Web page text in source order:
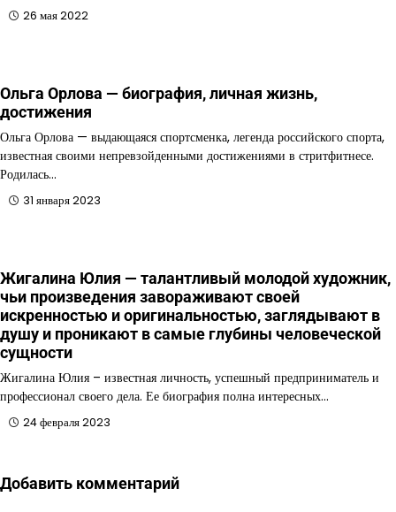
26 мая 2022
Ольга Орлова — биография, личная жизнь,
достижения
Ольга Орлова — выдающаяся спортсменка, легенда российского спорта,
известная своими непревзойденными достижениями в стритфитнесе.
Родилась…
31 января 2023
Жигалина Юлия — талантливый молодой художник,
чьи произведения завораживают своей
искренностью и оригинальностью, заглядывают в
душу и проникают в самые глубины человеческой
сущности
Жигалина Юлия – известная личность, успешный предприниматель и
профессионал своего дела. Ее биография полна интересных…
24 февраля 2023
Добавить комментарий